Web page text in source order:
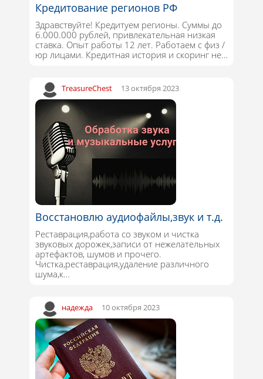
Кредитование регионов РФ
Здравствуйте! Кредитуем регионы. Суммы до
6.000.000 рублей, привлекательная низкая
ставка. Опыт работы 12 лет. Работаем с физ /
юр лицами. Кредитная история и скоринг не…
TreasureChest 13 октября 2023
Восстановлю аудиофайлы,звук и т.д.
Реставрация,работа со звуком и чистка
звуковых дорожек,записи от нежелательных
артефактов, шумов и прочего.
Чистка,реставрация,удаление различного
шума,к…
надежда 10 октября 2023